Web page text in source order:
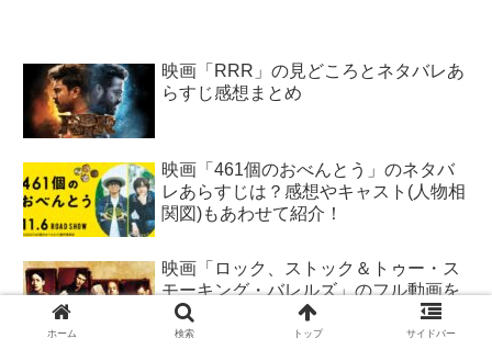
映画「RRR」の見どころとネタバレあ
らすじ感想まとめ
映画「461個のおべんとう」のネタバ
レあらすじは？感想やキャスト(人物相
関図)もあわせて紹介！
映画「ロック、ストック＆トゥー・ス
モーキング・バレルズ」のフル動画を
無料で見れるサブスク配信サイトは？
NetflixやhuluやDailymotionで見れる？
ホーム 検索 トップ サイドバー